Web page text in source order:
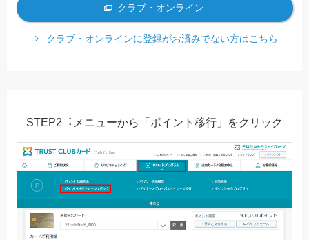
クラブ・オンライン
クラブ・オンラインに登録がお済みでない方はこちら
STEP2︓メニューから「ポイント移⾏」をクリック